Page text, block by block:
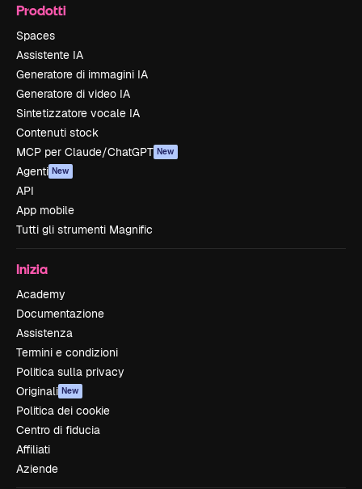
Prodotti
Spaces
Assistente IA
Generatore di immagini IA
Generatore di video IA
Sintetizzatore vocale IA
Contenuti stock
MCP per Claude/ChatGPT New
Agenti New
API
App mobile
Tutti gli strumenti Magnific
Inizia
Academy
Documentazione
Assistenza
Termini e condizioni
Politica sulla privacy
Originali New
Politica dei cookie
Centro di fiducia
Affiliati
Aziende